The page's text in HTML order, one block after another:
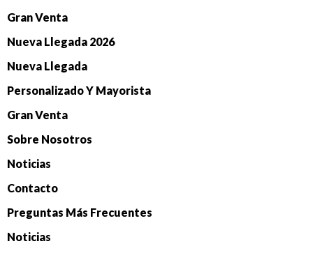
Gran Venta
Nueva Llegada 2026
Nueva Llegada
Personalizado Y Mayorista
Gran Venta
Sobre Nosotros
Noticias
Contacto
Preguntas Más Frecuentes
Noticias